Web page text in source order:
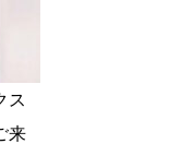
ス
来